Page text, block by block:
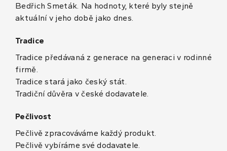
Bedřich Smeták. Na hodnoty, které byly stejně
aktuální v jeho době jako dnes.
Tradice
Tradice předávaná z generace na generaci v rodinné
firmě.
Tradice stará jako český stát.
Tradiční důvěra v české dodavatele.
Pečlivost
Pečlivě zpracováváme každý produkt.
Pečlivě vybíráme své dodavatele.